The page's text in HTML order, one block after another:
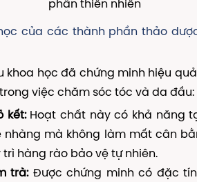
phần thiên nhiên
của các thành phần thảo
khoa học đã chứng minh hiệu
việc chăm sóc tóc và da đầu:
kết:Hoạt chất này có khả năng
nhàng mà không làm mất cân
hàng rào bảo vệ tự nhiên.
trà:Được chứng minh có đặc